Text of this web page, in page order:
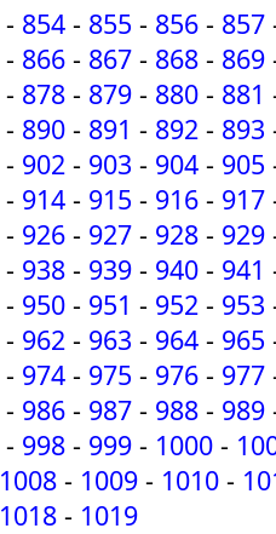
- 854 - 855 - 856 - 857
- 866 - 867 - 868 - 869
- 878 - 879 - 880 - 881
- 890 - 891 - 892 - 893
- 902 - 903 - 904 - 905
- 914 - 915 - 916 - 917
- 926 - 927 - 928 - 929
- 938 - 939 - 940 - 941
- 950 - 951 - 952 - 953
- 962 - 963 - 964 - 965
- 974 - 975 - 976 - 977
- 986 - 987 - 988 - 989
- 998 - 999 - 1000 -
1008 - 1009 - 1010 -
1018 - 1019